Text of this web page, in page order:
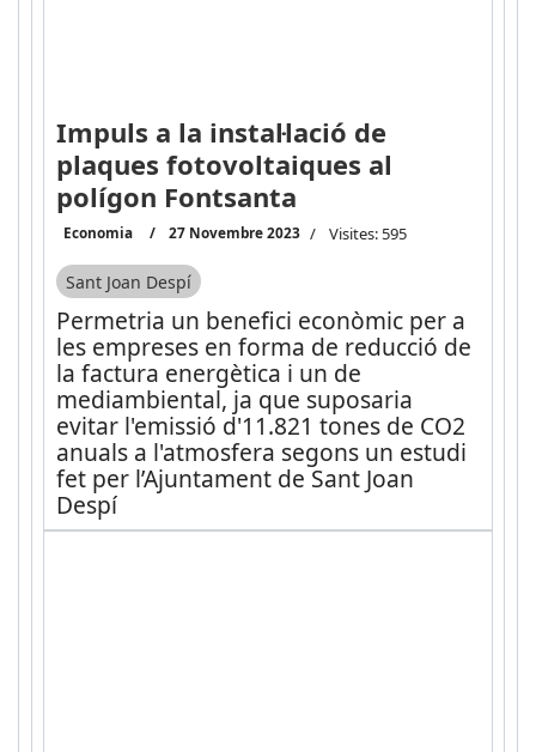
Impuls a la instal·lació de
plaques fotovoltaiques al
polígon Fontsanta
Economia 27 Novembre 2023 Visites: 595
Sant Joan Despí
Permetria un benefici econòmic per a
les empreses en forma de reducció de
la factura energètica i un de
mediambiental, ja que suposaria
evitar l'emissió d'11.821 tones de CO2
anuals a l'atmosfera segons un estudi
fet per l’Ajuntament de Sant Joan
Despí